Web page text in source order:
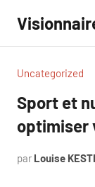
contenu
Uncategorized
Sport et
optimiser
par Louise